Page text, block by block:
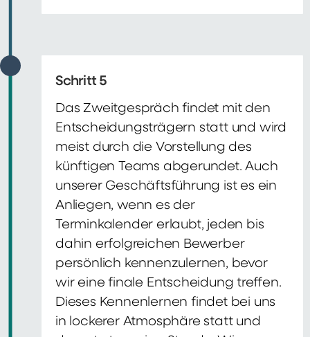
Schritt 5
Das Zweitgespräch findet mit den
Entscheidungsträgern statt und wird
meist durch die Vorstellung des
künftigen Teams abgerundet. Auch
unserer Geschäftsführung ist es ein
Anliegen, wenn es der
Terminkalender erlaubt, jeden bis
dahin erfolgreichen Bewerber
persönlich kennenzulernen, bevor
wir eine finale Entscheidung treffen.
Dieses Kennenlernen findet bei uns
in lockerer Atmosphäre statt und